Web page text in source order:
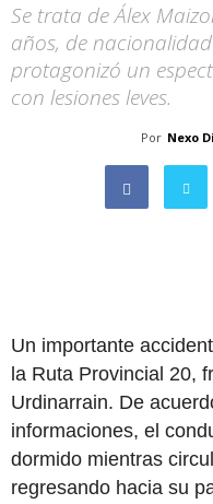
Se trata de Álex
años, de
protagonizó un
con lesiones leves.
Por Nexo
Un importante
la Ruta Provincial 20,
Urdinarrain. De
informaciones, el
dormido mientras
regresando hacia su